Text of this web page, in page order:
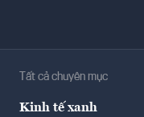
Tất cả chuyên mục
Kinh tế xanh